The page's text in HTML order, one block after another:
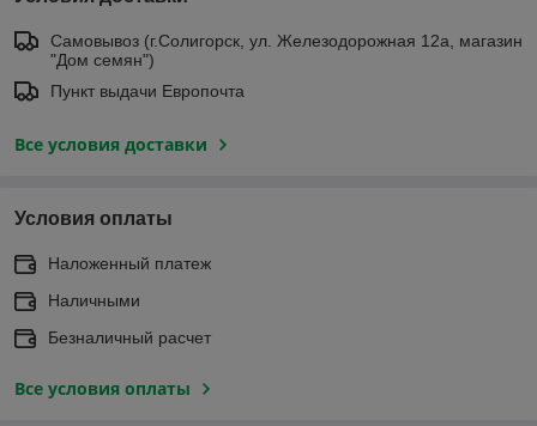
Самовывоз (г.Солигорск, ул. Железодорожная 12а, магазин
"Дом семян")
Пункт выдачи Европочта
Все условия доставки
Условия оплаты
Наложенный платеж
Наличными
Безналичный расчет
Все условия оплаты